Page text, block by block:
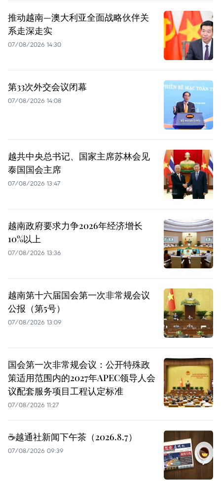
推动越南—澳大利亚全面战略伙伴关
系走深走实
07/08/2026 14:30
第33次外交会议闭幕
07/08/2026 14:08
越共中央总书记、国家主席苏林会见
泰国国会主席
07/08/2026 13:47
越南政府要求力争2026年经济增长
10%以上
07/08/2026 13:36
越南第十六届国会第一次非常规会议
公报（第5号）
07/08/2026 13:09
国会第一次非常规会议：公开特殊政
策适用范围内的2027年APEC领导人会
议配套服务项目工程认定标准
07/08/2026 11:27
☕️越通社新闻下午茶（2026.8.7）
07/08/2026 09:39